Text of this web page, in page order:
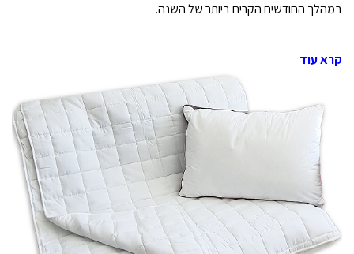
במהלך החודשים הקרים ביותר של השנה.
קרא עוד